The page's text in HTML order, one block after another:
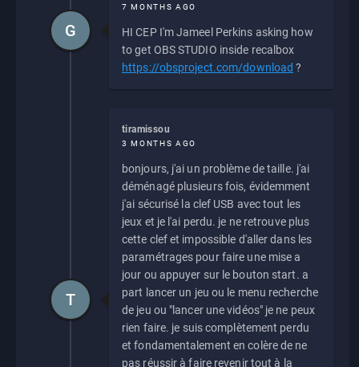
7 MONTHS AGO
HI CEP I'm Jameel Perkins asking how
to get OBS STUDIO inside recalbox
https://obsproject.com/download ?
G
tiramissou
3 MONTHS AGO
bonjours, j'ai un problème de taille. j'ai
déménagé plusieurs fois, évidemment
j'ai sécurisé la clef USB avec tout les
jeux et je l'ai perdu. je ne retrouve plus
cette clef et impossible d'aller dans les
paramétrages pour faire une mise a
jour ou appuyer sur le bouton start. a
part lancer un jeu ou le menu recherche
de jeu ou "lancer une vidéos" je ne peux
rien faire. je suis complètement perdu
et fondamentalement en colère de ne
pas réussir à faire revenir tout à la
T